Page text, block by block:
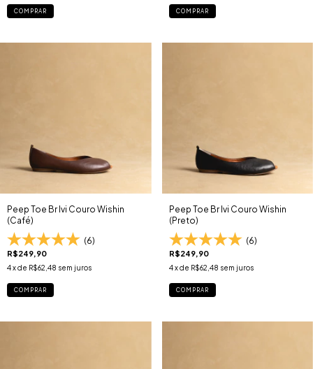
COMPRAR COMPRAR
Peep Toe Br Ivi Couro Wishin
(Café)
(6)
R$249,90
4x de R$62,48 sem juros
COMPRAR
Peep Toe Br Ivi Couro Wishin
(Preto)
(6)
R$249,90
4 x de R$62,48 sem juros
COMPRAR